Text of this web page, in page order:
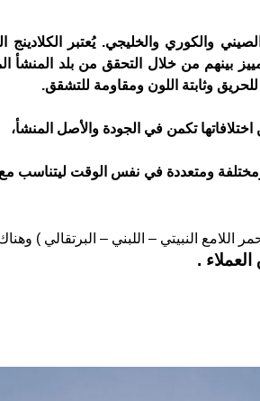
للحريق وثابتة اللون ومقاومة للتشقق.
تكمن في الجودة والأصل المنشأ،
اللامع
.